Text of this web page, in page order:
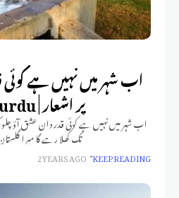
اب شہر میں نہیں ہے
پر اشعار | love poetry in urdu
اب شہر میں نہیں ہے کوئی قدر دان عشق آؤ
تک کھلا رہے گا میرا
2 YEARS AGO KEEP READING